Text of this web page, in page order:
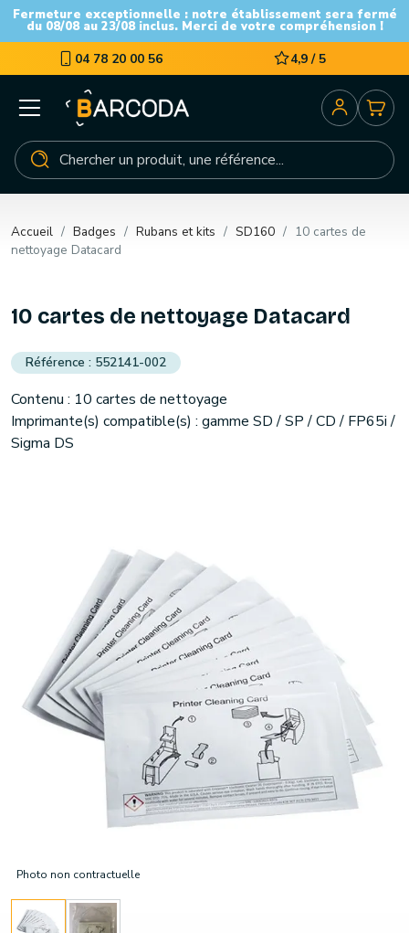
Fermeture exceptionnelle : notre établissement sera fermé
du 08/08 au 23/08 inclus. Merci de votre compréhension !
04 78 20 00 56 4,9 / 5
Accueil Badges Rubans et kits SD160
10 cartes de
nettoyage Datacard
Photo non contractuelle
10 cartes de nettoyage Datacard
552141-002
Contenu : 10 cartes de nettoyage
Imprimante(s) compatible(s) : gamme SD / SP / CD / FP65i /
Sigma DS